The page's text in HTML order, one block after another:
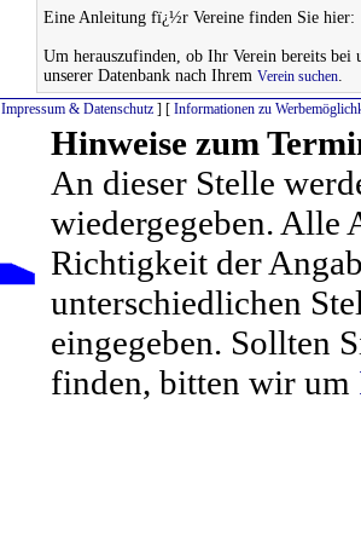
Eine Anleitung fï¿½r Vereine finden Sie
Um herauszufinden, ob Ihr Verein bereits
unserer Datenbank nach Ihrem Verein suchen.
Impressum & Datenschutz ] [ Informationen zu
Hinweise zum
An dieser Stelle
wiedergegeben. Alle
Richtigkeit der
unterschiedlichen
eingegeben. Sollten
finden, bitten wir um